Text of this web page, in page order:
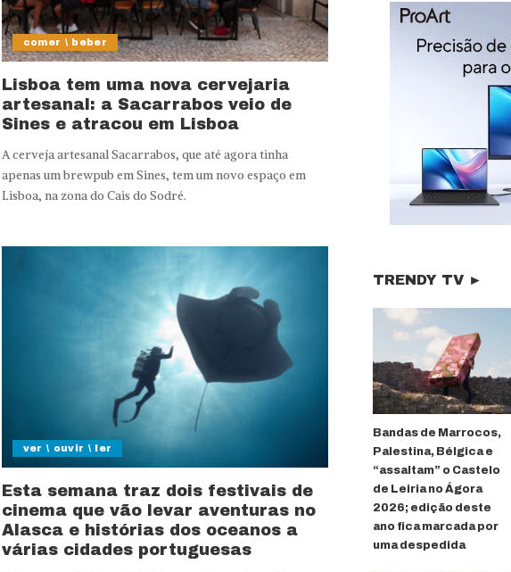
comer \ beber
Lisboa tem uma nova cervejaria
artesanal: a Sacarrabos veio de
Sines e atracou em Lisboa
A cerveja artesanal Sacarrabos, que até agora tinha
apenas um brewpub em Sines, tem um novo espaço em
Lisboa, na zona do Cais do Sodré.
ver \ ouvir \ ler
Esta semana traz dois festivais de
cinema que vão levar aventuras no
Alasca e histórias dos oceanos a
várias cidades portuguesas
TRENDY TV ►
Bandas de Marrocos,
Palestina, Bélgica e
“assaltam” o Castelo
de Leiria no Ágora
2026; edição deste
ano fica marcada por
uma despedida